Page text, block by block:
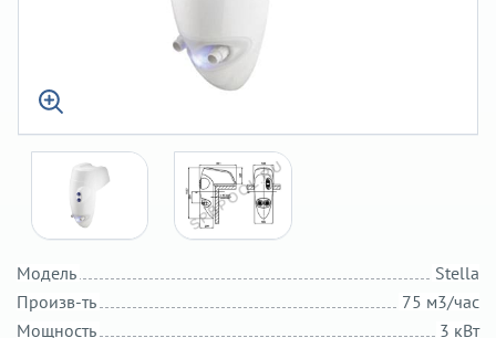
Stella
Модель
75 м3/час
Произв-ть
3 кВт
Мощность